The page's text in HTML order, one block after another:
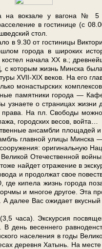
вок­за­ле у ва­го­на № 5
в го­сти­ни­це (с
стол.
в 9.30 от го­сти­ни­цы
го­ро­да в ши­ро­ких
на­ча­ла ХХ в.;
жизнь Мин­ска бы­ла
XVII-XIX ве­ков. На его
мо­на­стыр­ских
па­мят­ни­ки го­ро­да —
узна­е­те о стра­ни­цах
пра­ва. На пл. Сво­бо­ды
го­род­ских ве­сов, вой­та…
ан­сам­бли пло­ща­дей
глав­ной ули­цы Мин­ска
оригинальную
Оте­че­ствен­ной
най­дет от­ра­же­ние в
и про­дол­жат свое
жизнь го­ро­да
и мно­гое дру­гое. Эта
А далее Вас ожи­да­ет
ча­са). Экс­кур­сия
день ве­сен­не­го
на­се­ле­ния в го­ды
де­рев­ня Ха­тынь. На